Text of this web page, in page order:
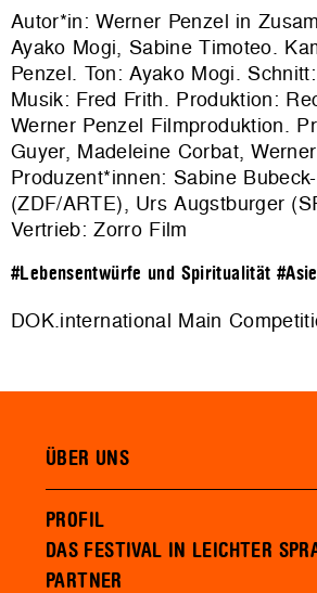
Autor*in: Werner Penzel in
Ayako Mogi, Sabine Timoteo.
Penzel. Ton: Ayako Mogi.
Musik: Fred Frith. Produktion:
Werner Penzel Filmproduktion.
Guyer, Madeleine Corbat,
Produzent*innen: Sabine
(ZDF/ARTE), Urs Augstburger
Vertrieb: Zorro Film
#Lebensentwürfe und Spiritualität
DOK.international Main
ÜBER UNS
PROFIL
DAS FESTIVAL IN LEICHTER
PARTNER